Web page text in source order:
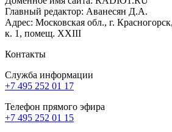
Главный редактор: Аванесян Д.А.
Адрес: Московская обл., г.
к. 1, помещ. XXIII
Контакты
Служба информации
+7 495 252 01 17
Телефон прямого эфира
+7 495 252 01 15